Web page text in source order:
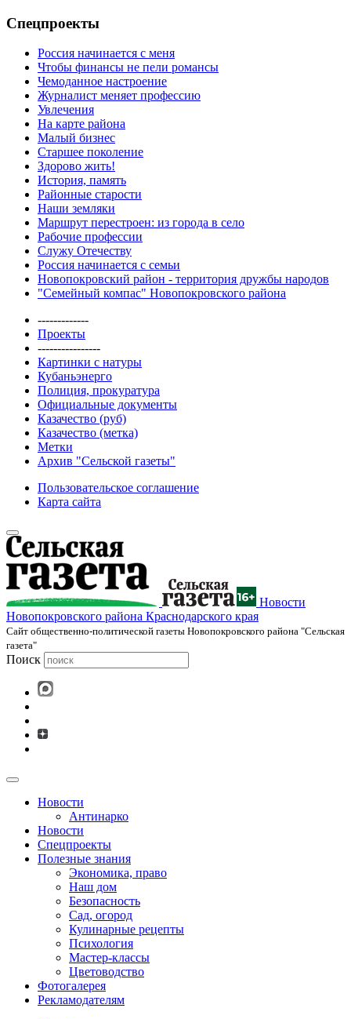
Спецпроекты
Россия начинается с меня
Чтобы финансы не пели романсы
Чемоданное настроение
Журналист меняет профессию
Увлечения
На карте района
Малый бизнес
Старшее поколение
Здорово жить!
История, память
Районные старости
Наши земляки
Маршрут перестроен: из города в село
Рабочие профессии
Служу Отечеству
Россия начинается с семьи
Новопокровский район - территория дружбы народов
"Семейный компас" Новопокровского района
-------------
Проекты
----------------
Картинки с натуры
Кубаньэнерго
Полиция, прокуратура
Официальные документы
Казачество (руб)
Казачество (метка)
Метки
Архив "Сельской газеты"
Пользовательское соглашение
Карта сайта
Новости
Новопокровского района Краснодарского края
Cайт общественно-политической газеты Новопокровского района "Сельская
газета"
Поиск
Новости
Антинарко
Новости
Спецпроекты
Полезные знания
Экономика, право
Наш дом
Безопасность
Сад, огород
Кулинарные рецепты
Психология
Мастер-классы
Цветоводство
Фотогалерея
Рекламодателям